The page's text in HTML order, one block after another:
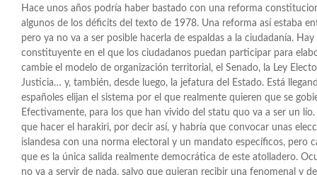
Hace unos años podría haber bastado con una reforma
algunos de los déficits del texto de 1978. Una reforma así estaba
pero ya no va a ser posible hacerla de espaldas a la ciudadanía.
constituyente en el que los ciudadanos puedan participar para
cambie el modelo de organización territorial, el Senado, la Ley
Justicia… y, también, desde luego, la jefatura del Estado. Está
españoles elijan el sistema por el que realmente quieren que se
Efectivamente, para los que han vivido del statu quo va a ser un
que hacer el harakiri, por decir así, y habría que convocar unas
islandesa con una norma electoral y un mandato específicos, pero
que es la única salida realmente democrática de este atolladero.
no va a servir de nada, salvo que quieran recibir una fenomenal y